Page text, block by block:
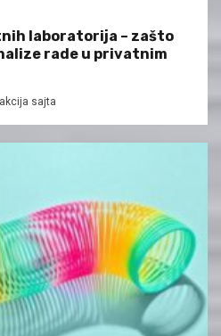
laboratorija – zašto
rade u privatnim
sajta